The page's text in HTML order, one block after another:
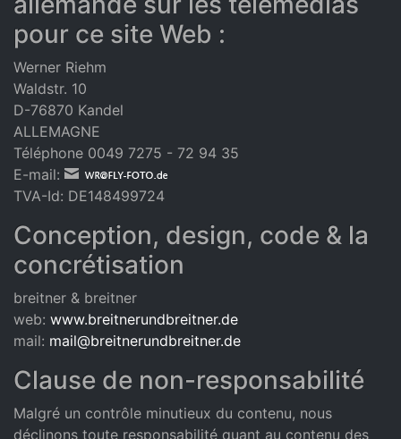
pour ce site Web :
Werner Riehm
Waldstr. 10
D-76870 Kandel
ALLEMAGNE
Téléphone 0049 7275 - 72 94 35
E-mail:
TVA-Id: DE148499724
Conception, design, code & la
concrétisation
breitner & breitner
web: www.breitnerundbreitner.de
mail: mail@breitnerundbreitner.de
Clause de non-responsabilité
Malgré un contrôle minutieux du contenu, nous
déclinons toute responsabilité quant au contenu des